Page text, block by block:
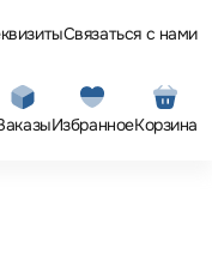
Связаться с нами
ИзбранноеКорзина